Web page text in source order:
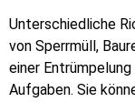
Unterschiedliche
von Sperrmüll,
einer
Aufgaben. Sie